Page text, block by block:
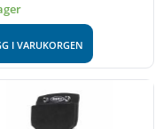
I VARUKORGEN